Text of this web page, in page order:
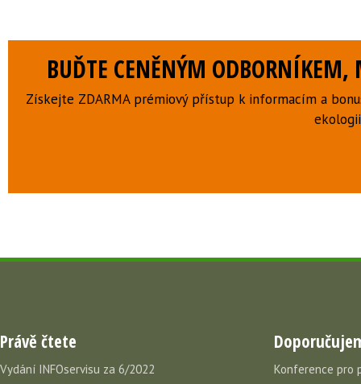
BUĎTE CENĚNÝM ODBORNÍKEM,
Získejte ZDARMA prémiový přístup k informacím a
Právě čtete
Vydání INFOservisu za 6/2022
Konference pro